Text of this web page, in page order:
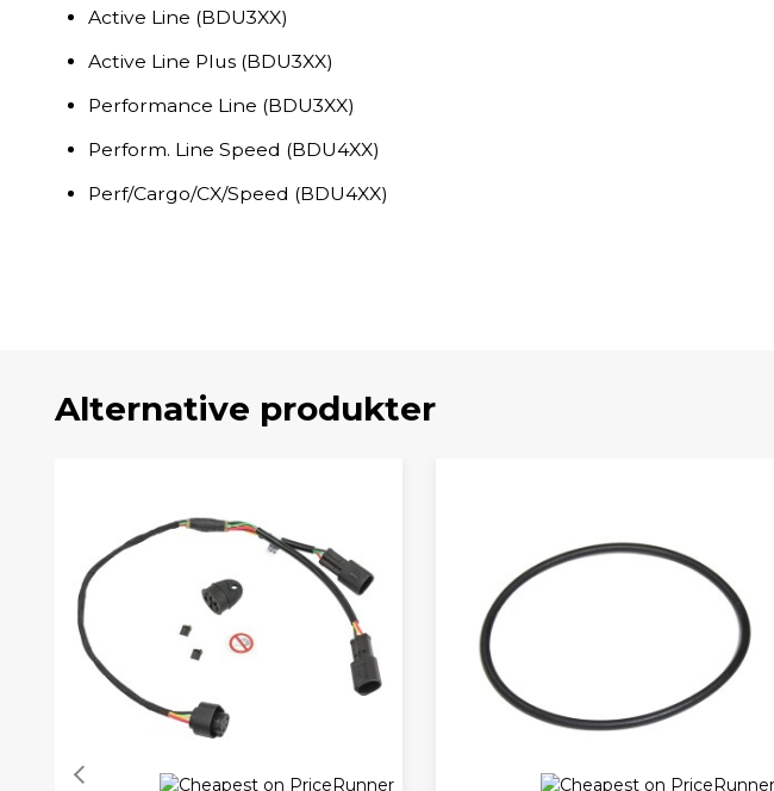
Active Line (BDU3XX)
Active Line Plus (BDU3XX)
Performance Line (BDU3XX)
Perform. Line Speed (BDU4XX)
Perf/Cargo/CX/Speed (BDU4XX)
Alternative produkter